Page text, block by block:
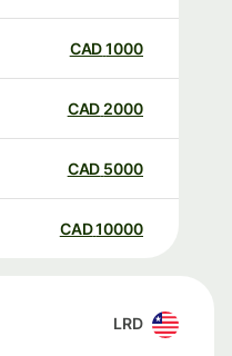
1000
CAD
2000
CAD
5000
CAD
10000
CAD
LRD